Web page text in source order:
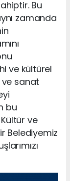
Bu
zamanda
ve kültürel
ve sanat
bu
ve
Belediyemiz